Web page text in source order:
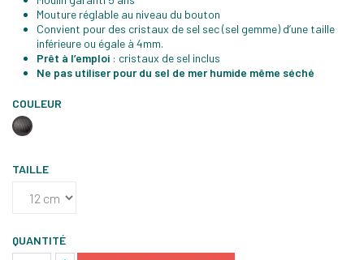
Mouture réglable au niveau du bouton
Convient pour des cristaux de sel sec (sel gemme) d’une taille
inférieure ou égale à 4mm.
Prêt à l’emploi : cristaux de sel inclus
Ne pas utiliser pour du sel de mer humide même séché
COULEUR
Bois
TAILLE
QUANTITÉ